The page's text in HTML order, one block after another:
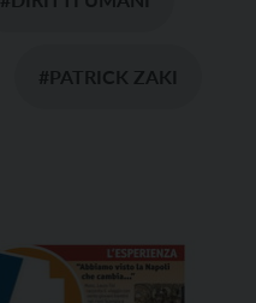
#PATRICK ZAKI